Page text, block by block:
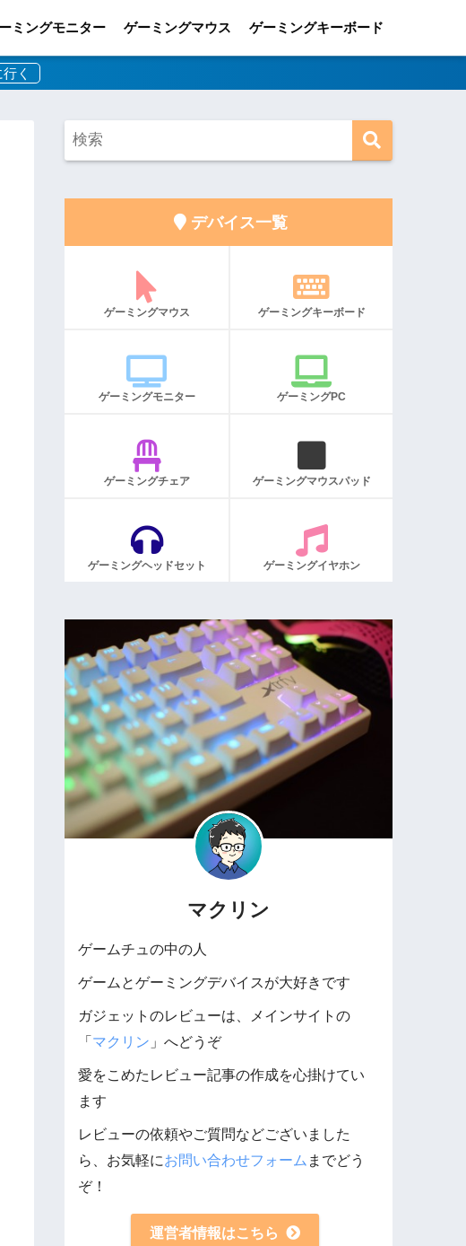
ミングモニター ゲーミングマウス ゲーミングキーボード
デバイス一覧
ゲーミングマウス ゲーミングキーボード
ゲーミングモニター ゲーミングPC
ゲーミングチェア ゲーミングマウスパッド
ゲーミングヘッドセット ゲーミングイヤホン
マクリン
ゲームチュの中の人
ゲームとゲーミングデバイスが大好きです
ガジェットのレビューは、メインサイトの
「 マクリン 」へどうぞ
愛をこめたレビュー記事の作成を心掛けてい
ます
レビューの依頼やご質問などございました
ら、お気軽にお問い合わせフォーム までどう
ぞ！
運営者情報はこちら